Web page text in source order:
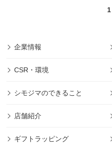
1
企業情報
CSR・環境
シモジマのできること
店舗紹介
ギフトラッピング